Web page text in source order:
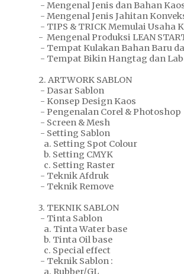
- Mengenal Jenis dan Bahan
- Mengenal Jenis Jahitan
- TIPS & TRICK Memulai Usaha
- Mengenal Produksi LEAN
- Tempat Kulakan Bahan Baru
- Tempat Bikin Hangtag dan
2. ARTWORK SABLON
- Dasar Sablon
- Konsep Design Kaos
- Pengenalan Corel & Photoshop
- Screen & Mesh
- Setting Sablon
a. Setting Spot Colour
b. Setting CMYK
c. Setting Raster
- Teknik Afdruk
- Teknik Remove
3. TEKNIK SABLON
- Tinta Sablon
a. Tinta Water base
b. Tinta Oil base
c. Special effect
- Teknik Sablon :
a. Rubber/GL